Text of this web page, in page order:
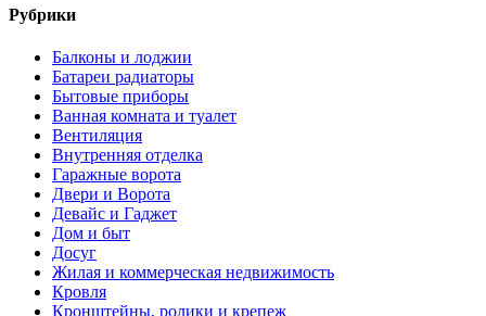
Рубрики
Балконы и лоджии
Батареи радиаторы‎
Бытовые приборы
Ванная комната и туалет
Вентиляция
Внутренняя отделка
Гаражные ворота
Двери и Ворота
Девайс и Гаджет
Дом и быт
Досуг
Жилая и коммерческая недвижимость
Кровля
Кронштейны, ролики и крепеж